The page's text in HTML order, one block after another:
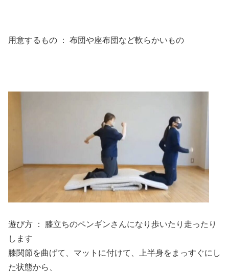
用意するもの ： 布団や座布団など軟らかいもの
遊び方 ： 膝立ちのペンギンさんになり歩いたり走ったり
します
膝関節を曲げて、マットに付けて、上半身をまっすぐにし
た状態から、